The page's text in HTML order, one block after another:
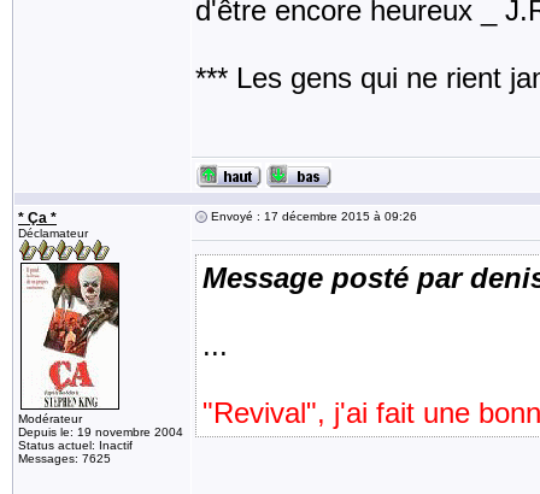
d'être encore heureux _
*** Les gens qui ne rient
* Ça *
Déclamateur
Modérateur
Depuis le: 19 novembre 2004
Status actuel: Inactif
Messages: 7625
Envoyé : 17 décembre 2015 à 09:26
Message posté par
...
"Revival", j'ai fait une